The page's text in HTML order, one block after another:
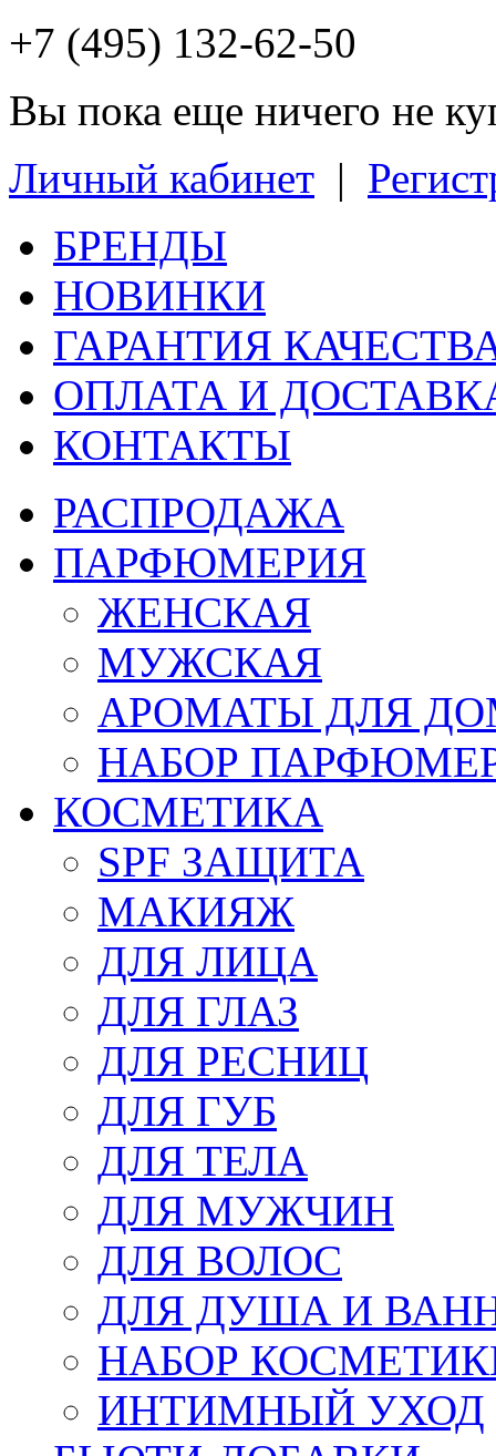
+7 (495) 132-62-50
Вы пока еще ничего не
Личный кабинет |
БРЕНДЫ
НОВИНКИ
ГАРАНТИЯ
ОПЛАТА И
КОНТАКТЫ
РАСПРОДАЖА
ПАРФЮМЕРИЯ
ЖЕНСКАЯ
МУЖСКАЯ
АРОМАТЫ ДЛЯ
НАБОР
КОСМЕТИКА
SPF ЗАЩИТА
МАКИЯЖ
ДЛЯ ЛИЦА
ДЛЯ ГЛАЗ
ДЛЯ РЕСНИЦ
ДЛЯ ГУБ
ДЛЯ ТЕЛА
ДЛЯ МУЖЧИН
ДЛЯ ВОЛОС
ДЛЯ ДУША И
НАБОР
ИНТИМНЫЙ УХОД